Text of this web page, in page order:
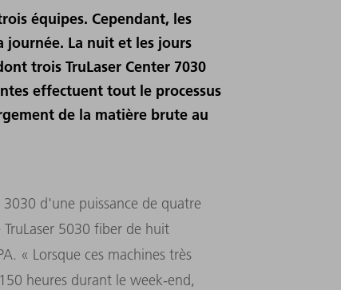
équipes. Cependant, les
journée. La nuit et les jours
trois TruLaser Center 7030
effectuent tout le processus
de la matière brute au
3030 d'une puissance de quatre
5030 fiber de huit
« Lorsque ces machines très
heures durant le week-end,